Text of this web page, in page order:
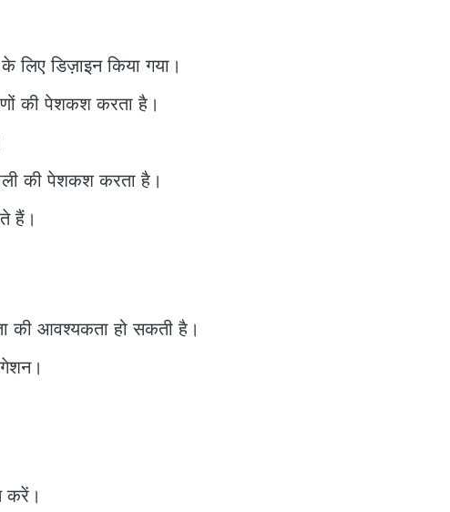
डिज़ाइन किया गया।
की पेशकश करता है।
की पेशकश करता है।
हैं।
की आवश्यकता हो सकती है।
करें।